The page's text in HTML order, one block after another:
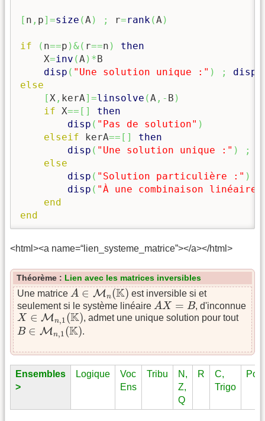
[ n , p] =size (A ) ; r=rank (A )
if ( n==p )&( r==n )
then
    X
=inv (A ) *B
disp ( "Une solution unique :" ) ; disp
else
[ X , kerA] =linsolve (A ,- B )
if X== [ ]
then
disp ( "Pas de solution" )
elseif kerA== [ ]
then
disp ( "Une solution unique :" ) ;
else
disp ( "Solution particulière :" )
disp ( "À une combinaison
end
end
<html><a name=“lien_systeme_matrice”></a></html>
Théorème : Lien avec les matrices inversibles
Une matrice A ∈ Mn(K)
A∈Mn(K)
est inversible si et
seulement si le système linéaire AX = B
AX=B , d'inconnue
X ∈ Mn,1(K)
X∈Mn,1(K) , admet une unique solution pour tout
B ∈ Mn,1(K)
B∈Mn,1(K) .
Ensembles
>
Logique
Voc
Ens
Tribu
N,
Z,
Q
R
C,
Trigo